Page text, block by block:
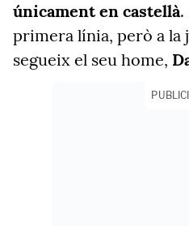
únicament en castellà.
primera línia, però a la
segueix el seu home,